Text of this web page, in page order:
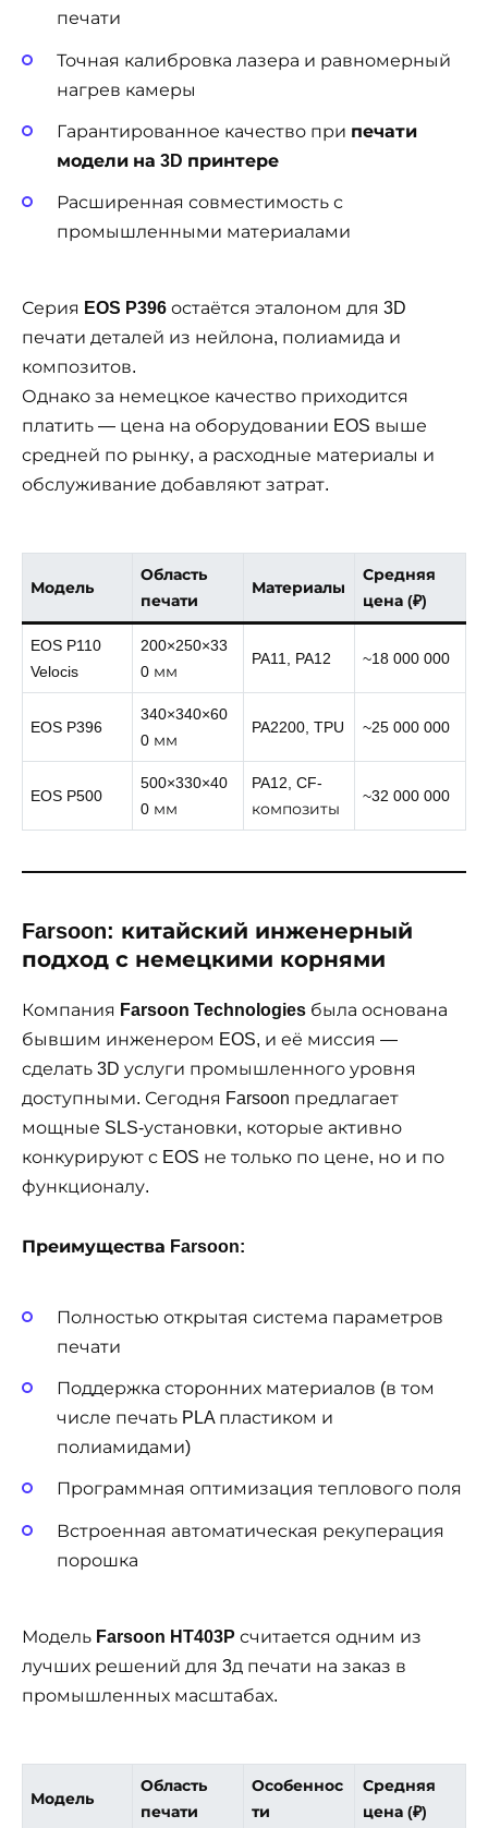
печати
Точная калибровка лазера и равномерный
нагрев камеры
Гарантированное качество при печати
модели на 3D принтере
Расширенная совместимость с
промышленными материалами
Серия EOS P396 остаётся эталоном для 3D
печати деталей из нейлона, полиамида и
композитов.
Однако за немецкое качество приходится
платить — цена на оборудовании EOS выше
средней по рынку, а расходные материалы и
обслуживание добавляют затрат.
Модель
Область
печати
Материалы
Средняя
цена (₽)
EOS P110
Velocis
200×250×33
0 мм
PA11, PA12 ~18 000 000
EOS P396
340×340×60
0 мм
PA2200, TPU ~25 000 000
EOS P500
500×330×40
0 мм
PA12, CF-
композиты
~32 000 000
Farsoon: китайский инженерный
подход с немецкими корнями
Компания Farsoon Technologies была основана
бывшим инженером EOS, и её миссия —
сделать 3D услуги промышленного уровня
доступными. Сегодня Farsoon предлагает
мощные SLS-установки, которые активно
конкурируют с EOS не только по цене, но и по
функционалу.
Преимущества Farsoon:
Полностью открытая система параметров
печати
Поддержка сторонних материалов (в том
числе печать PLA пластиком и
полиамидами)
Программная оптимизация теплового поля
Встроенная автоматическая рекуперация
порошка
Модель Farsoon HT403P считается одним из
лучших решений для 3д печати на заказ в
промышленных масштабах.
Модель
Область
печати
Особеннос
ти
Средняя
цена (₽)